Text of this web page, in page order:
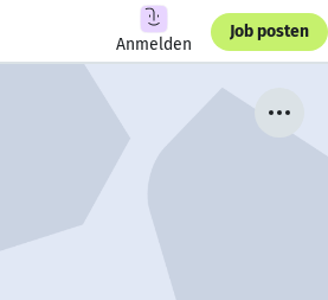
Anmelden
Job posten